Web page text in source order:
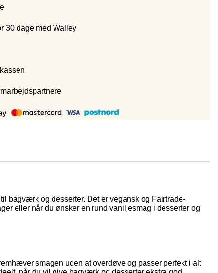
30 dage med Walley
bagværk og desserter. Det er vegansk og Fairtrade-
eller når du ønsker en rund vaniljesmag i desserter og
smagen uden at overdøve og passer perfekt i alt